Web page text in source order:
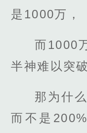
是1000万，
而1000
半神难以突
那为什
而不是